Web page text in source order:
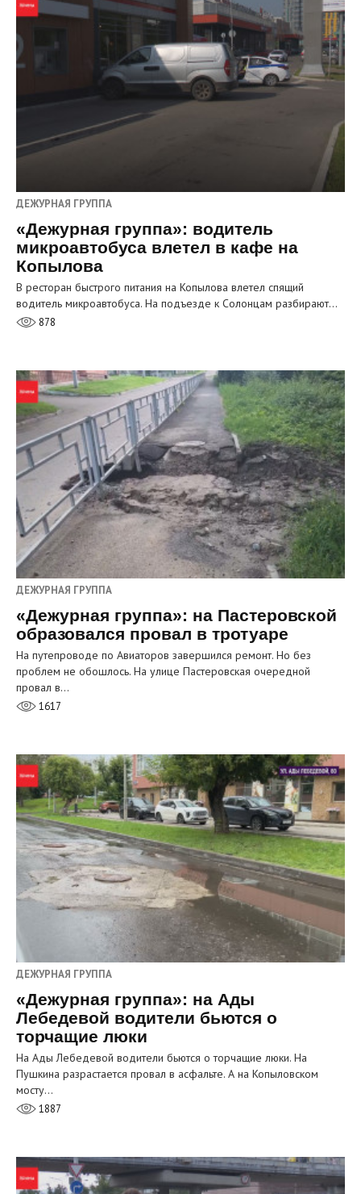
ДЕЖУРНАЯ ГРУППА
«Дежурная группа»: водитель
микроавтобуса влетел в кафе на
Копылова
В ресторан быстрого питания на Копылова влетел спящий
водитель микроавтобуса. На подъезде к Солонцам разбирают…
878
ДЕЖУРНАЯ ГРУППА
«Дежурная группа»: на Пастеровской
образовался провал в тротуаре
На путепроводе по Авиаторов завершился ремонт. Но без
проблем не обошлось. На улице Пастеровская очередной
провал в…
1617
ДЕЖУРНАЯ ГРУППА
«Дежурная группа»: на Ады
Лебедевой водители бьются о
торчащие люки
На Ады Лебедевой водители бьются о торчащие люки. На
Пушкина разрастается провал в асфальте. А на Копыловском
мосту…
1887